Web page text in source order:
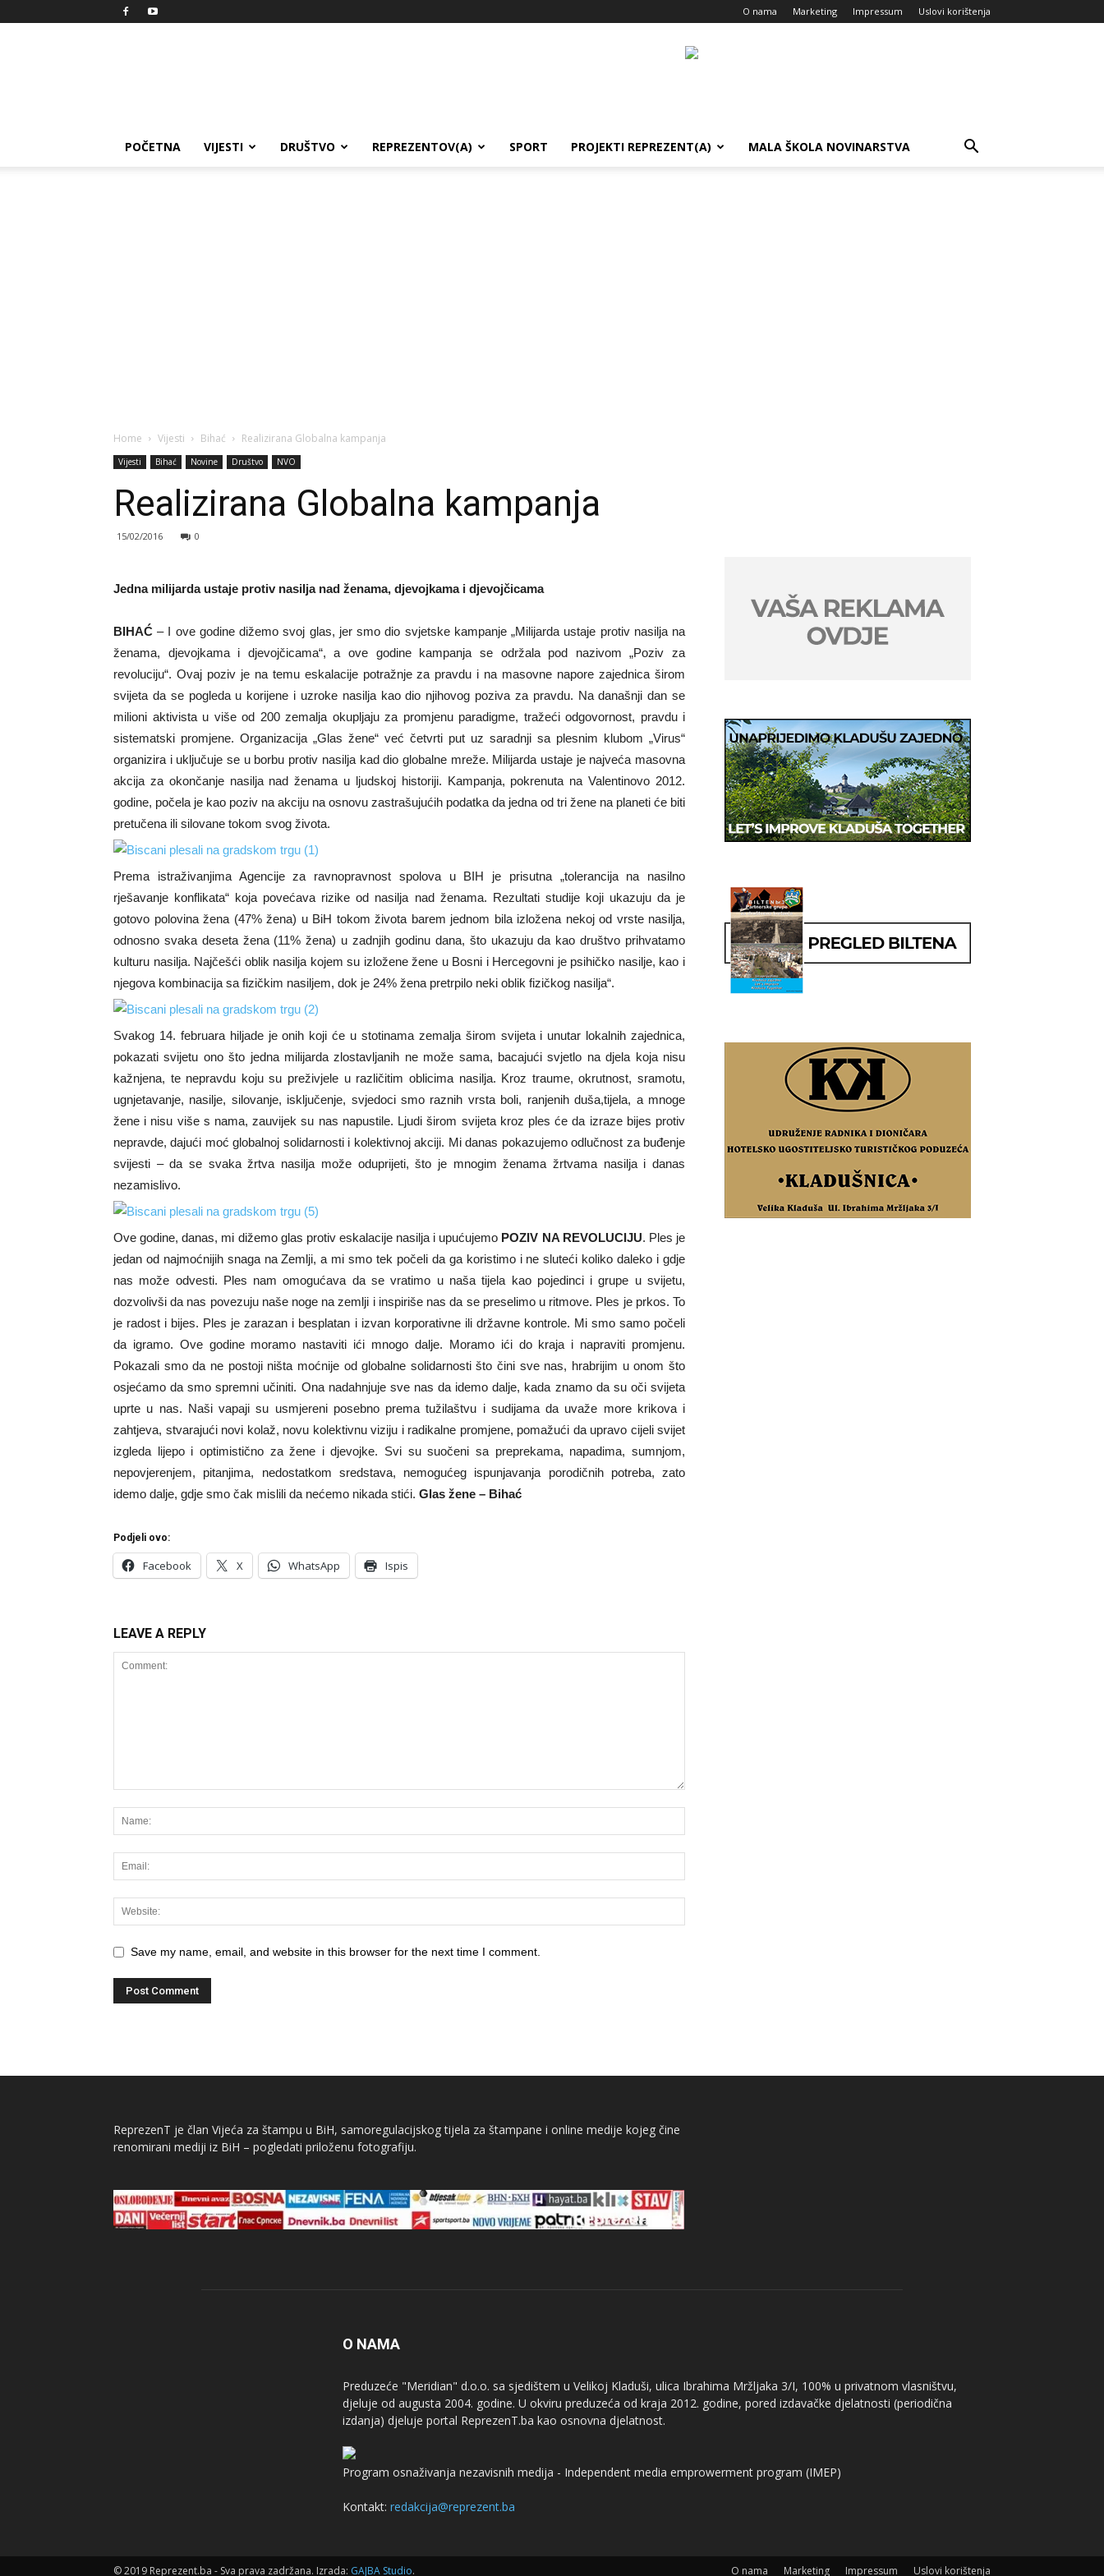
O nama Marketing Impressum Uslovi korištenja
POČETNA VIJESTI DRUŠTVO REPREZENTOV(A) SPORT PROJEKTI REPREZENT(A) MALA ŠKOLA NOVINARSTVA
Home Vijesti Bihać Realizirana Globalna kampanja
Vijesti Bihać Novine Društvo NVO
Realizirana Globalna kampanja
15/02/2016 0
Jedna milijarda ustaje protiv nasilja nad ženama, djevojkama i djevojčicama
BIHAĆ – I ove godine dižemo svoj glas, jer smo dio svjetske kampanje „Milijarda ustaje protiv nasilja na
ženama, djevojkama i djevojčicama“, a ove godine kampanja se održala pod nazivom „Poziv za
revoluciju“. Ovaj poziv je na temu eskalacije potražnje za pravdu i na masovne napore zajednica širom
svijeta da se pogleda u korijene i uzroke nasilja kao dio njihovog poziva za pravdu. Na današnji dan se
milioni aktivista u više od 200 zemalja okupljaju za promjenu paradigme, tražeći odgovornost, pravdu i
sistematski promjene. Organizacija „Glas žene“ već četvrti put uz saradnji sa plesnim klubom „Virus“
organizira i uključuje se u borbu protiv nasilja kad dio globalne mreže. Milijarda ustaje je najveća masovna
akcija za okončanje nasilja nad ženama u ljudskoj historiji. Kampanja, pokrenuta na Valentinovo 2012.
godine, počela je kao poziv na akciju na osnovu zastrašujućih podatka da jedna od tri žene na planeti će biti
pretučena ili silovane tokom svog života.
Prema istraživanjima Agencije za ravnopravnost spolova u BIH je prisutna „tolerancija na nasilno
rješavanje konflikata“ koja povećava rizike od nasilja nad ženama. Rezultati studije koji ukazuju da je
gotovo polovina žena (47% žena) u BiH tokom života barem jednom bila izložena nekoj od vrste nasilja,
odnosno svaka deseta žena (11% žena) u zadnjih godinu dana, što ukazuju da kao društvo prihvatamo
kulturu nasilja. Najčešći oblik nasilja kojem su izložene žene u Bosni i Hercegovni je psihičko nasilje, kao i
njegova kombinacija sa fizičkim nasiljem, dok je 24% žena pretrpilo neki oblik fizičkog nasilja“.
Svakog 14. februara hiljade je onih koji će u stotinama zemalja širom svijeta i unutar lokalnih zajednica,
pokazati svijetu ono što jedna milijarda zlostavljanih ne može sama, bacajući svjetlo na djela koja nisu
kažnjena, te nepravdu koju su preživjele u različitim oblicima nasilja. Kroz traume, okrutnost, sramotu,
ugnjetavanje, nasilje, silovanje, isključenje, svjedoci smo raznih vrsta boli, ranjenih duša,tijela, a mnoge
žene i nisu više s nama, zauvijek su nas napustile. Ljudi širom svijeta kroz ples će da izraze bijes protiv
nepravde, dajući moć globalnoj solidarnosti i kolektivnoj akciji. Mi danas pokazujemo odlučnost za buđenje
svijesti – da se svaka žrtva nasilja može oduprijeti, što je mnogim ženama žrtvama nasilja i danas
nezamislivo.
Ove godine, danas, mi dižemo glas protiv eskalacije nasilja i upućujemo POZIV NA REVOLUCIJU. Ples je
jedan od najmoćnijih snaga na Zemlji, a mi smo tek počeli da ga koristimo i ne sluteći koliko daleko i gdje
nas može odvesti. Ples nam omogućava da se vratimo u naša tijela kao pojedinci i grupe u svijetu,
dozvolivši da nas povezuju naše noge na zemlji i inspiriše nas da se preselimo u ritmove. Ples je prkos. To
je radost i bijes. Ples je zarazan i besplatan i izvan korporativne ili državne kontrole. Mi smo samo počeli
da igramo. Ove godine moramo nastaviti ići mnogo dalje. Moramo ići do kraja i napraviti promjenu.
Pokazali smo da ne postoji ništa moćnije od globalne solidarnosti što čini sve nas, hrabrijim u onom što
osjećamo da smo spremni učiniti. Ona nadahnjuje sve nas da idemo dalje, kada znamo da su oči svijeta
uprte u nas. Naši vapaji su usmjereni posebno prema tužilaštvu i sudijama da uvaže more krikova i
zahtjeva, stvarajući novi kolaž, novu kolektivnu viziju i radikalne promjene, pomažući da upravo cijeli svijet
izgleda lijepo i optimistično za žene i djevojke. Svi su suočeni sa preprekama, napadima, sumnjom,
nepovjerenjem, pitanjima, nedostatkom sredstava, nemogućeg ispunjavanja porodičnih potreba, zato
idemo dalje, gdje smo čak mislili da nećemo nikada stići. Glas žene – Bihać
Podjeli ovo:
Facebook X WhatsApp Ispis
LEAVE A REPLY
Save my name, email, and website in this browser for the next time I comment.
ReprezenT je član Vijeća za štampu u BiH, samoregulacijskog tijela za štampane i online medije kojeg čine
renomirani mediji iz BiH – pogledati priloženu fotografiju.
O NAMA
Preduzeće "Meridian" d.o.o. sa sjedištem u Velikoj Kladuši, ulica Ibrahima Mržljaka 3/I, 100% u privatnom vlasništvu,
djeluje od augusta 2004. godine. U okviru preduzeća od kraja 2012. godine, pored izdavačke djelatnosti (periodična
izdanja) djeluje portal ReprezenT.ba kao osnovna djelatnost.
Program osnaživanja nezavisnih medija - Independent media emprowerment program (IMEP)
Kontakt: redakcija@reprezent.ba
O nama Marketing Impressum Uslovi korištenja
© 2019 Reprezent.ba - Sva prava zadržana. Izrada: GAJBA Studio.